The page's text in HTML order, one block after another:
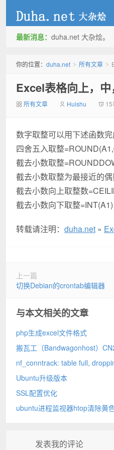
最新消息： duha.net 大杂烩。
你的位置： duha.net > 所有文章 >
Excel表格向上，
所有文章 Huishu 15
数字取整可以用下述函数完
四舍五入取整
截去小数取整
截去小数取整为最接近的
截去小数向上取整数
截去小数向下取整=INT(A1)
转载请注明： duha.net »
上一篇
切换Debian的crontab编辑器
与本文相关的文章
php生成excel文件格式
搬瓦工（Bandwagonhost）
nf_conntrack: table full,
Ubuntu升级版本
SSL配置优化
ubuntu进程监视器htop清除黄
发表我的评论